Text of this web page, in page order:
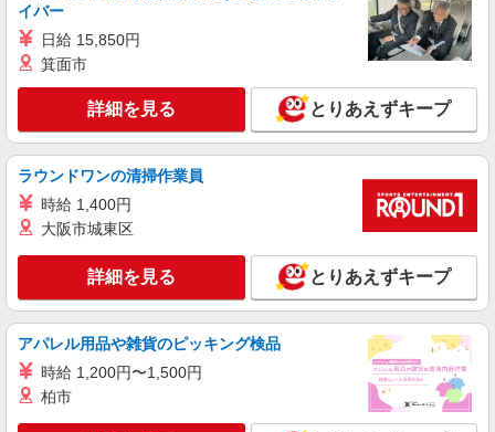
株式会社トラストグロース 新宿本社 第3営業部
デイサービスでの介護士
時給：初任者1450円〜1500円 実務者
1500円〜1550円 介福1550円〜1600円 ※経
キープ 詳細を見る
派遣社員
株式会社トラストグロース 新宿本社 第3営業部
時給：初任者1600円/実務者1650円/介護福祉士
イバー
日給 15,850円
箕面市
詳細を見る とりあえずキープ
ラウンドワンの清掃作業員
時給 1,400円
大阪市城東区
詳細を見る とりあえずキープ
アパレル用品や雑貨のピッキング検品
時給 1,200円〜1,500円
柏市